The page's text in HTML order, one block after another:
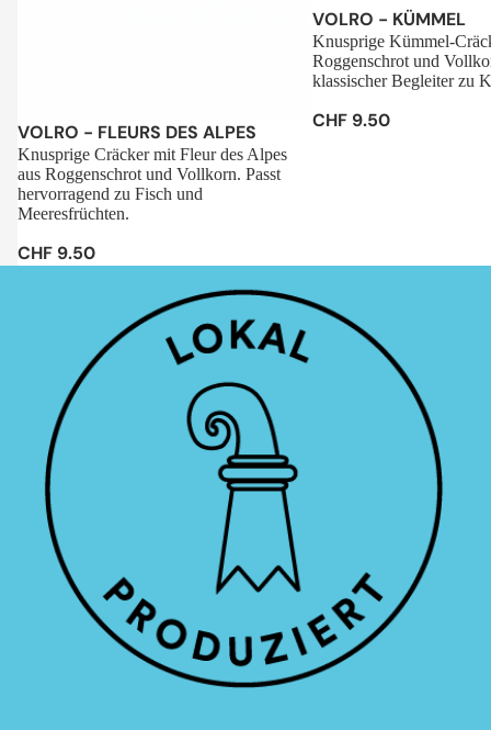
Sale
VOLRO - FLEURS DES ALPES
Knusprige Cräcker mit Fleur des Alpes
aus Roggenschrot und Vollkorn. Passt
hervorragend zu Fisch und
Meeresfrüchten.
CHF 9.50
VOLRO - KÜMMEL
Knusprige Kümmel-
Roggenschrot und
klassischer Begleiter zu
CHF 9.50